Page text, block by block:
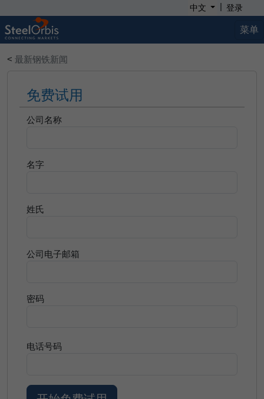
中文 | 登录
菜单
< 最新钢铁新闻
免费试用
公司名称
名字
姓氏
公司电子邮箱
密码
电话号码